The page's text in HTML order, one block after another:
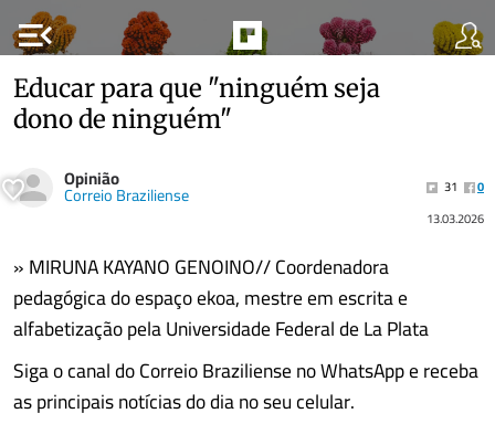
menu_open
Educar para que "ninguém seja
dono de ninguém"
Opinião
Correio Braziliense 31
0
13.03.2026
» MIRUNA KAYANO GENOINO// Coordenadora
pedagógica do espaço ekoa, mestre em escrita e
alfabetização pela Universidade Federal de La Plata
Siga o canal do Correio Braziliense no WhatsApp e receba
as principais notícias do dia no seu celular.